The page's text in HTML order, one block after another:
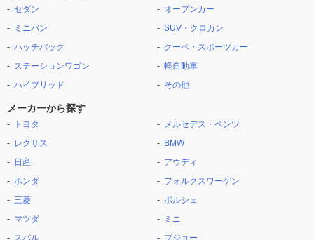
セダン
ミニバン
ハッチバック
ステーションワゴン
ハイブリッド
オープンカー
SUV・クロカン
クーペ・スポーツカー
軽自動車
その他
メーカーから探す
トヨタ
レクサス
日産
ホンダ
三菱
マツダ
メルセデス・ベンツ
BMW
アウディ
フォルクスワーゲン
ポルシェ
ミニ